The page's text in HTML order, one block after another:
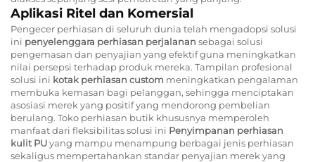
Aplikasi Ritel dan Komersial
Pengecer perhiasan di seluruh dunia telah mengadopsi solusi
ini penyelenggara perhiasan perjalanan sebagai solusi
pengemasan dan penyajian yang efektif guna meningkatkan
nilai persepsi terhadap produk mereka. Tampilan profesional
solusi ini kotak perhiasan custom meningkatkan pengalaman
membuka kemasan bagi pelanggan, sehingga menciptakan
asosiasi merek yang positif yang mendorong pembelian
berulang. Toko perhiasan butik khususnya memperoleh
manfaat dari fleksibilitas solusi ini Penyimpanan perhiasan
kulit PUyang mampu menampung berbagai jenis perhiasan
sekaligus mempertahankan standar penyajian merek yang